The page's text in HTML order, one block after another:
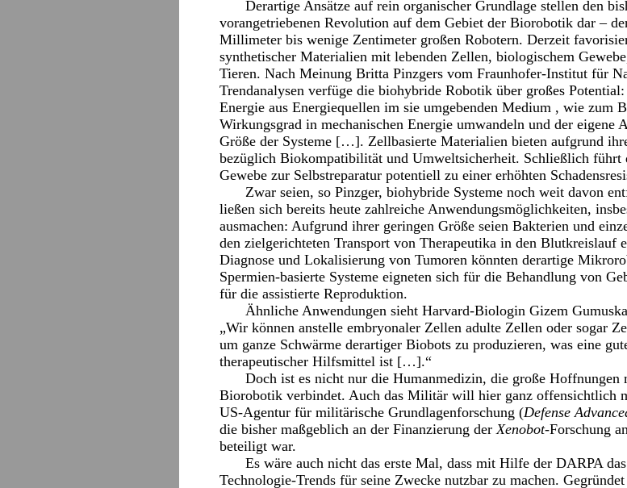
Derartige Ansätze auf rein organischer Grundlage stellen den
vorangetriebenen Revolution auf dem Gebiet der Biorobotik dar –
Millimeter bis wenige Zentimeter großen Robotern. Derzeit
synthetischer Materialien mit lebenden Zellen, biologischem
Tieren. Nach Meinung Britta Pinzgers vom Fraunhofer-Institut für
Trendanalysen verfüge die biohybride Robotik über großes
Energie aus Energiequellen im sie umgebenden Medium , wie zum
Wirkungsgrad in mechanischen Energie umwandeln und der eigene
Größe der Systeme […]. Zellbasierte Materialien bieten aufgrund
bezüglich Biokompatibilität und Umweltsicherheit. Schließlich führt
Gewebe zur Selbstreparatur potentiell zu einer erhöhten
Zwar seien, so Pinzger, biohybride Systeme noch weit davon
ließen sich bereits heute zahlreiche Anwendungsmöglichkeiten,
ausmachen: Aufgrund ihrer geringen Größe seien Bakterien und
den zielgerichteten Transport von Therapeutika in den Blutkreislauf
Diagnose und Lokalisierung von Tumoren könnten derartige
Spermien-basierte Systeme eigneten sich für die Behandlung von
für die assistierte Reproduktion.
Ähnliche Anwendungen sieht Harvard-Biologin Gizem
„Wir können anstelle embryonaler Zellen adulte Zellen oder sogar
um ganze Schwärme derartiger Biobots zu produzieren, was eine
therapeutischer Hilfsmittel ist […].“
Doch ist es nicht nur die Humanmedizin, die große
Biorobotik verbindet. Auch das Militär will hier ganz offensichtlich
US-Agentur für militärische Grundlagenforschung (Defense
die bisher maßgeblich an der Finanzierung derXenobot-Forschung
beteiligt war.
Es wäre auch nicht das erste Mal, dass mit Hilfe der DARPA
Technologie-Trends für seine Zwecke nutzbar zu machen.